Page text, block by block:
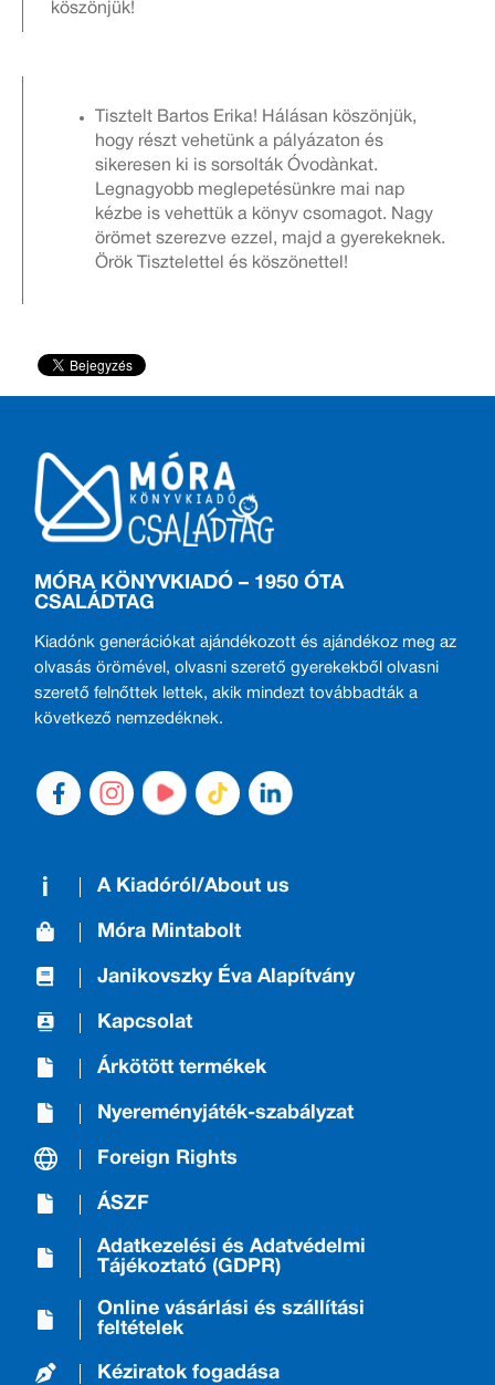
köszönjük!
Tisztelt Bartos Erika! Hálásan köszönjük,
hogy részt vehetünk a pályázaton és
sikeresen ki is sorsolták Óvodànkat.
Legnagyobb meglepetésünkre mai nap
kézbe is vehettük a könyv csomagot. Nagy
örömet szerezve ezzel, majd a gyerekeknek.
Örök Tisztelettel és köszönettel!
MÓRA KÖNYVKIADÓ – 1950 ÓTA
CSALÁDTAG
Kiadónk generációkat ajándékozott és ajándékoz meg az
olvasás örömével, olvasni szerető gyerekekből olvasni
szerető felnőttek lettek, akik mindezt továbbadták a
következő nemzedéknek.
A Kiadóról/About us
Móra Mintabolt
Janikovszky Éva Alapítvány
Kapcsolat
Árkötött termékek
Nyereményjáték-szabályzat
Foreign Rights
ÁSZF
Adatkezelési és Adatvédelmi
Tájékoztató (GDPR)
Online vásárlási és szállítási
feltételek
Kéziratok fogadása